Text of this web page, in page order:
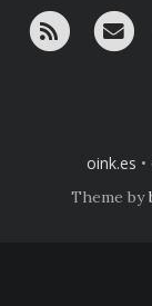
RSS
oink.es •
Theme by